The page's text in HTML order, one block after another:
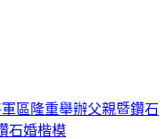
區隆重舉辦父親暨鑽石
石婚楷模